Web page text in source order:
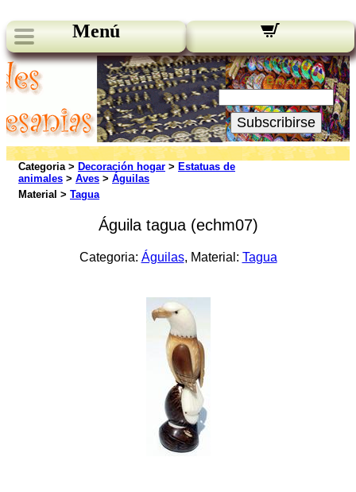
Menú
Novedades:
Su Email:
Subscribirse
Categoria > Decoración hogar > Estatuas de
animales > Aves > Águilas
Material > Tagua
Águila tagua (echm07)
Categoria: Águilas, Material: Tagua